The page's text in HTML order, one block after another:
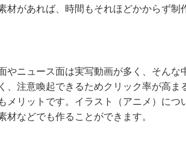
材があれば、時間もそれほどかからず制
やニュース面は実写動画が多く、そんな
、注意喚起できるためクリック率が高ま
メリットです。イラスト（アニメ）につ
材などでも作ることができます。